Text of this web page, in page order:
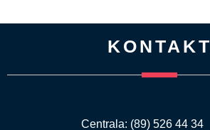
KONTAKT
Centrala: (89) 526 44 34